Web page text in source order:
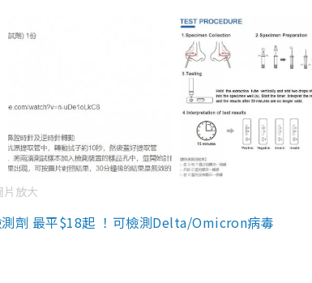
片放大
劑 最平$18起 ！可檢測Delta/Omicron病毒